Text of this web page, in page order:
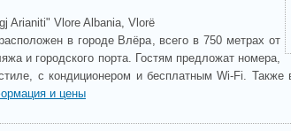
Arianiti" Vlore Albania, Vlorë
в городе Влёра, всего в 750 метрах от
и городского порта. Гостям предложат номера,
с кондиционером и бесплатным Wi-Fi. Также
и цены